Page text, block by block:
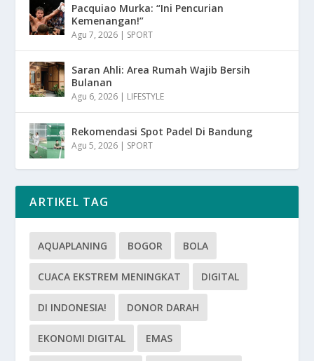
Pacquiao Murka: “Ini Pencurian
Kemenangan!”
Agu 7, 2026 | SPORT
Saran Ahli: Area Rumah Wajib Bersih
Bulanan
Agu 6, 2026 | LIFESTYLE
Rekomendasi Spot Padel Di Bandung
Agu 5, 2026 | SPORT
ARTIKEL TAG
AQUAPLANING BOGOR BOLA
CUACA EKSTREM MENINGKAT DIGITAL
DI INDONESIA! DONOR DARAH
EKONOMI DIGITAL EMAS